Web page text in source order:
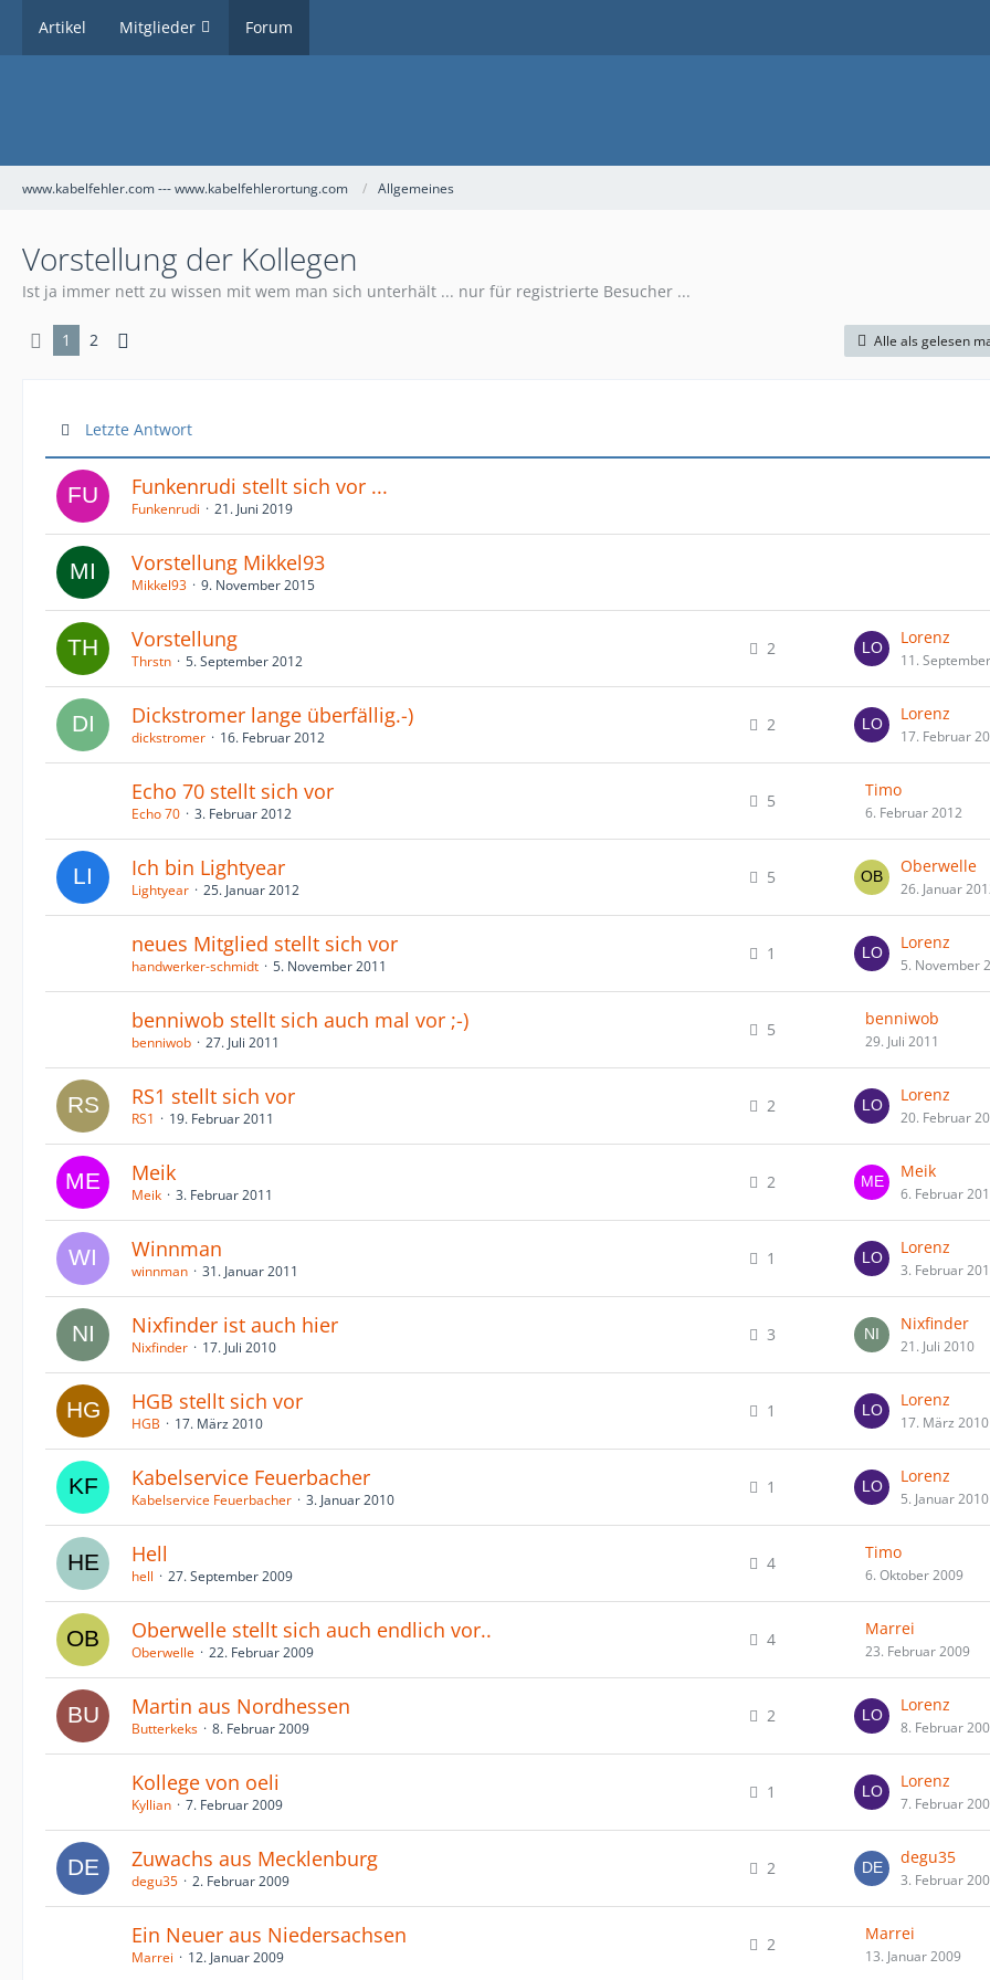
Artikel Mitglieder Forum
www.kabelfehler.com --- www.kabelfehlerortung.com Allgemeines
Vorstellung der Kollegen
Ist ja immer nett zu wissen mit wem man sich unterhält ... nur für registrierte Besucher ...
1 2 Alle als gelesen
Letzte Antwort
Funkenrudi stellt sich vor ...
Funkenrudi 21. Juni 2019
Vorstellung Mikkel93
Mikkel93 9. November 2015
Vorstellung
Thrstn 5. September 2012
2
Lorenz
11.
Dickstromer lange überfällig.-)
dickstromer 16. Februar 2012
2
Lorenz
17. Februar
Echo 70 stellt sich vor
Echo 70 3. Februar 2012
5
Timo
6. Februar 2012
Ich bin Lightyear
Lightyear 25. Januar 2012
5
Oberwelle
26. Januar
neues Mitglied stellt sich vor
handwerker-schmidt 5. November 2011
1
Lorenz
5. November
benniwob stellt sich auch mal vor ;-)
benniwob 27. Juli 2011
5
benniwob
29. Juli 2011
RS1 stellt sich vor
RS1 19. Februar 2011
2
Lorenz
20. Februar
Meik
Meik 3. Februar 2011
2
Meik
6. Februar
Winnman
winnman 31. Januar 2011
1
Lorenz
3. Februar
Nixfinder ist auch hier
Nixfinder 17. Juli 2010
3
Nixfinder
21. Juli 2010
HGB stellt sich vor
HGB 17. März 2010
1
Lorenz
17. März 2010
Kabelservice Feuerbacher
Kabelservice Feuerbacher 3. Januar 2010
1
Lorenz
5. Januar 2010
Hell
hell 27. September 2009
4
Timo
6. Oktober 2009
Oberwelle stellt sich auch endlich vor..
Oberwelle 22. Februar 2009
4
Marrei
23. Februar 2009
Martin aus Nordhessen
Butterkeks 8. Februar 2009
2
Lorenz
8. Februar
Kollege von oeli
Kyllian 7. Februar 2009
1
Lorenz
7. Februar
Zuwachs aus Mecklenburg
degu35 2. Februar 2009
2
degu35
3. Februar
Ein Neuer aus Niedersachsen
Marrei 12. Januar 2009
2
Marrei
13. Januar 2009